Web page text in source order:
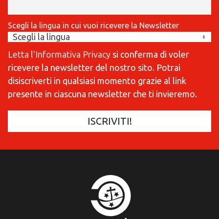
Scegli la lingua in cui vuoi ricevere la Newsletter
Letta l'Informativa Privacy si conferma di voler
ricevere la newsletter del nostro sito. Potrai
disiscriverti in qualsiasi momento grazie al link
presente in ciascuna newsletter che ti invieremo.